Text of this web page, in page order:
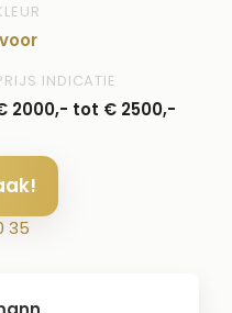
INDICATIE
2000,- tot € 2500,-
35